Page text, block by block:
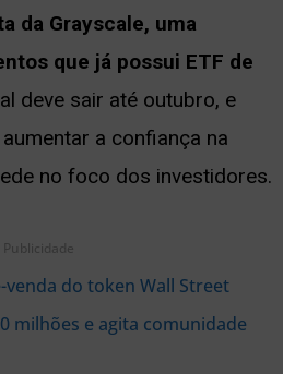
da Grayscale, uma
que já possui ETF de
deve sair até outubro, e
a confiança na
no foco dos investidores.
Publicidade
venda do token Wall Street
milhões e agita comunidade